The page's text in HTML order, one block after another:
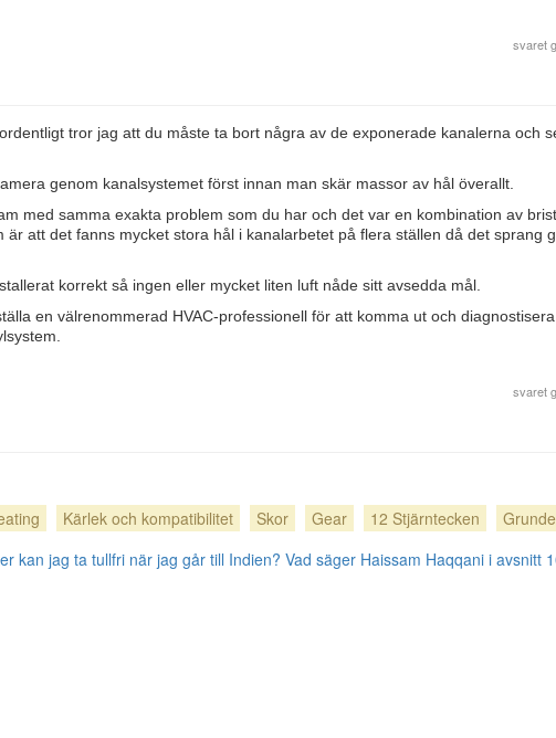
svaret
tror jag att du måste ta bort några av de exponerade kanalerna och
genom kanalsystemet först innan man skär massor av hål överallt.
med samma exakta problem som du har och det var en kombination av
är att det fanns mycket stora hål i kanalarbetet på flera ställen då det sprang
korrekt så ingen eller mycket liten luft nåde sitt avsedda mål.
en välrenommerad HVAC-professionell för att komma ut och
svaret
Kärlek och kompatibilitet Skor Gear 12 Stjärntecken
kan jag ta tullfri när jag går till Indien? Vad säger Haissam Haqqani i avsnitt